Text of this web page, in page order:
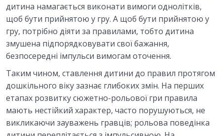
дитина намагається виконати вимоги однолітків,
щоб бути прийнятою у гру. А щоб бути прийнятою у
гру, потрібно діяти за правилами, тобто дитина
змушена підпорядковувати свої бажання,
безпосередні імпульси вимогам оточення.
Таким чином, ставлення дитини до правил протягом
дошкільного віку зазнає глибоких змін. На перших
етапах розвитку сюжетно-рольової гри правила
мають нестійкий характер, часто порушуються, не
викликаючи зауважень гравців; рольова поведінка